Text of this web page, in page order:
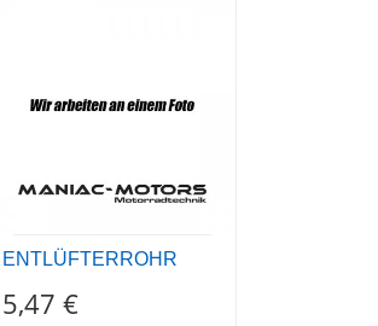
ENTLÜFTERROHR
5,47 €